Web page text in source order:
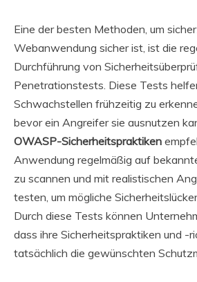
Eine der besten Methoden, um
Webanwendung sicher ist, ist die
Durchführung von
Penetrationstests. Diese Tests
Schwachstellen frühzeitig zu
bevor ein Angreifer sie ausnutzen
OWASP-Sicherheitspraktiken
Anwendung regelmäßig auf
zu scannen und mit realistischen
testen, um mögliche
Durch diese Tests können
dass ihre Sicherheitspraktiken und -
tatsächlich die gewünschten